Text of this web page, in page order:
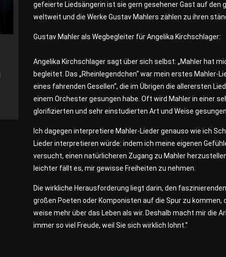
gefeierte Liedsängerin ist sie gern gesehener Gast auf den
weltweit und die Werke Gustav Mahlers zählen zu ihren
Gustav Mahler als Wegbegleiter für Angelika Kirchschlager:
Angelika Kirchschlager sagt über sich selbst: „Mahler hat
begleitet. Das „Rheinlegendchen“ war mein erstes Mahler-
eines fahrenden Gesellen“, die im Übrigen die allerersten
einem Orchester gesungen habe. Oft wird Mahler in einer
glorifizierten und sehr einstudierten Art und Weise gesungen.
Ich dagegen interpretiere Mahler-Lieder genauso wie ich
Lieder interpretieren würde: indem ich meine eigenen
versucht, einen natürlicheren Zugang zu Mahler
leichter fällt es, mir gewisse Freiheiten zu nehmen.
Die wirkliche Herausforderung liegt darin, den
großen Poeten oder Komponisten auf die Spur zu kommen,
weise mehr über das Leben als wir. Deshalb macht mir die
immer so viel Freude, weil Sie sich wirklich lohnt.“